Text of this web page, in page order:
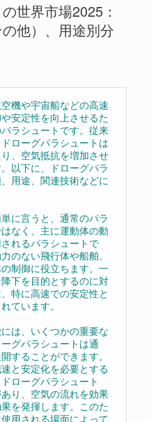
世界市場2025：
他）、用途別分
機や宇宙船などの高速
安定性を向上させるた
ラシュートです。従来
ローグパラシュートは
、空気抵抗を増加させ
以下に、ドローグパラ
用途、関連技術などに
に言うと、通常のパラ
なく、主に運動体の動
れるパラシュートで
のない飛行体や船舶、
制御に役立ちます。一
下を目的とするのに対
特に高速での安定性と
ています。
は、いくつかの重要な
グパラシュートは通
することができます。
と安定化を必要とする
ローグパラシュート
り、空気の流れを効果
を発揮します。このた
用される場面によって